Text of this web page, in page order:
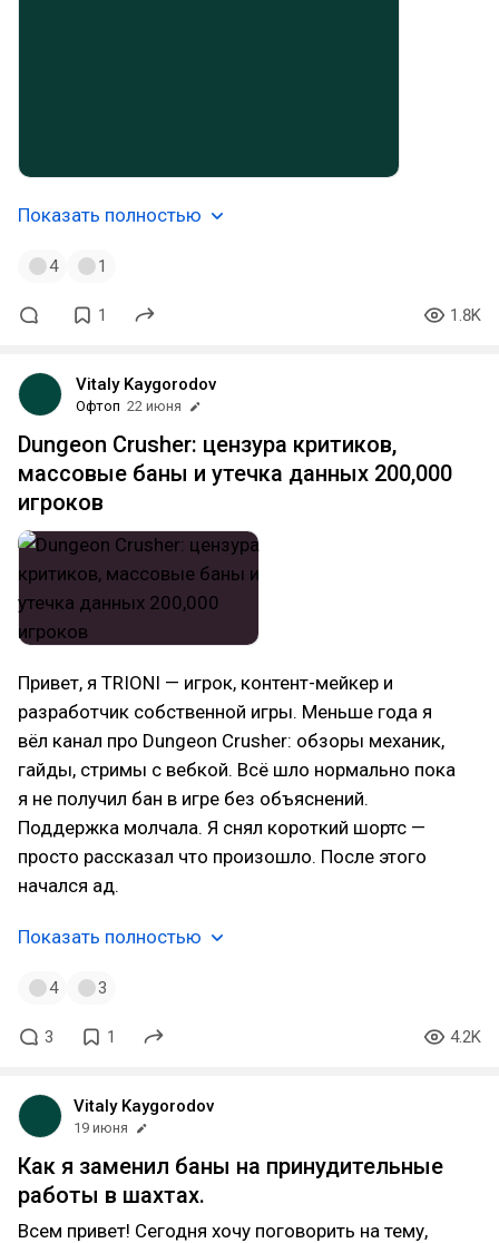
Показать полностью
4 1
1 1.8K
Vitaly Kaygorodov
Офтоп 22 июня
Dungeon Crusher: цензура критиков,
массовые баны и утечка данных 200,000
игроков
Привет, я TRIONI — игрок, контент-мейкер и
разработчик собственной игры. Меньше года я
вёл канал про Dungeon Crusher: обзоры механик,
гайды, стримы с вебкой. Всё шло нормально пока
я не получил бан в игре без объяснений.
Поддержка молчала. Я снял короткий шортс —
просто рассказал что произошло. После этого
начался ад.
Показать полностью
4 3
3 1 4.2K
Vitaly Kaygorodov
19 июня
Как я заменил баны на принудительные
работы в шахтах.
Всем привет! Сегодня хочу поговорить на тему,